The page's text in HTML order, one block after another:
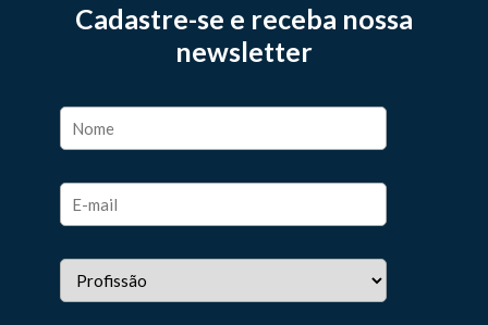
Cadastre-se e receba nossa
newsletter